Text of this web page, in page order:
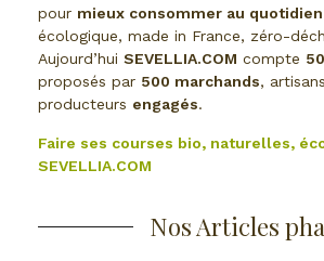
pour mieux consommer au quotidien
écologique, made in France, zéro-
Aujourd’hui SEVELLIA.COM compte
proposés par 500 marchands,
producteurs engagés.
Faire ses courses bio, naturelles,
SEVELLIA.COM
Nos Articles